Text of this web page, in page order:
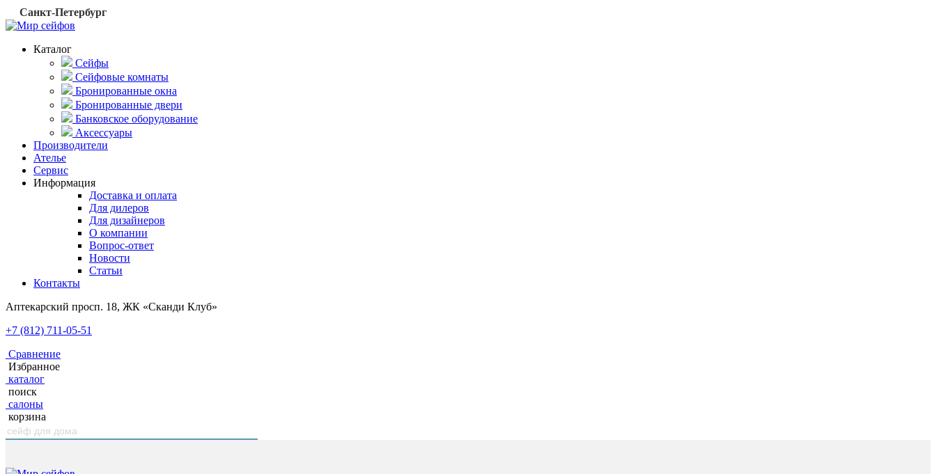
Санкт-Петербург
Каталог
Сейфы
Сейфовые комнаты
Бронированные окна
Бронированные двери
Банковское оборудование
Аксессуары
Производители
Ателье
Сервис
Информация
Доставка и оплата
Для дилеров
Для дизайнеров
О компании
Вопрос-ответ
Новости
Статьи
Контакты
Аптекарский просп. 18, ЖК «Сканди Клуб»
+7 (812) 711-05-51
Сравнение
Избранное
каталог
поиск
салоны
корзина